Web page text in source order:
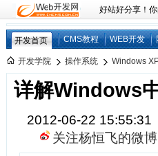
好站好分享！你
开发首页 CMS教程 WEB开发
开发学院 操作系统 Windows
详解Windows
2012-06-22
关注杨恒飞的微博